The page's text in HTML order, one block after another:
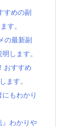
すめの副
す。
の最新副
します。
おすすめ
ます。
にもわかり
』わかりや